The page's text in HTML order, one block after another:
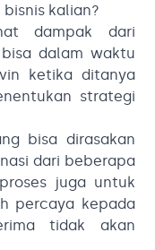
kalian?
dampak dari
dalam waktu
ketika ditanya
strategi
bisa dirasakan
dari beberapa
juga untuk
percaya kepada
tidak akan